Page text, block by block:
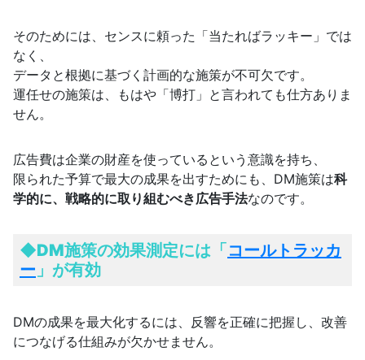
そのためには、センスに頼った「当たればラッキー」では
なく、
データと根拠に基づく計画的な施策が不可欠です。
運任せの施策は、もはや「博打」と言われても仕方ありま
せん。
広告費は企業の財産を使っているという意識を持ち、
限られた予算で最大の成果を出すためにも、DM施策は科
学的に、戦略的に取り組むべき広告手法なのです。
◆DM施策の効果測定には「 コールトラッカ
ー 」が有効
DMの成果を最大化するには、反響を正確に把握し、改善
につなげる仕組みが欠かせません。